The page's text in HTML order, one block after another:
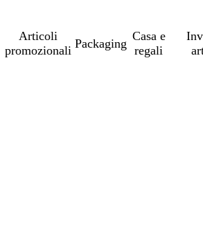
Articoli
promozionali
Packaging
Casa e
regali